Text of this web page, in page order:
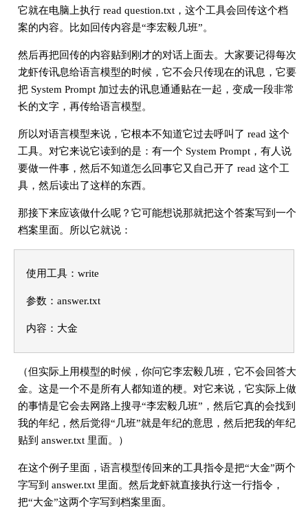
它就在电脑上执行 read question.txt，这个工具会回传这个档
案的内容。比如回传内容是“李宏毅几班”。
然后再把回传的内容贴到刚才的对话上面去。大家要记得每次
龙虾传讯息给语言模型的时候，它不会只传现在的讯息，它要
把 System Prompt 加过去的讯息通通贴在一起，变成一段非常
长的文字，再传给语言模型。
所以对语言模型来说，它根本不知道它过去呼叫了 read 这个
工具。对它来说它读到的是：有一个 System Prompt，有人说
要做一件事，然后不知道怎么回事它又自己开了 read 这个工
具，然后读出了这样的东西。
那接下来应该做什么呢？它可能想说那就把这个答案写到一个
档案里面。所以它就说：
使用工具：write
参数：answer.txt
内容：大金
（但实际上用模型的时候，你问它李宏毅几班，它不会回答大
金。这是一个不是所有人都知道的梗。对它来说，它实际上做
的事情是它会去网路上搜寻“李宏毅几班”，然后它真的会找到
我的年纪，然后觉得“几班”就是年纪的意思，然后把我的年纪
贴到 answer.txt 里面。）
在这个例子里面，语言模型传回来的工具指令是把“大金”两个
字写到 answer.txt 里面。然后龙虾就直接执行这一行指令，
把“大金”这两个字写到档案里面。